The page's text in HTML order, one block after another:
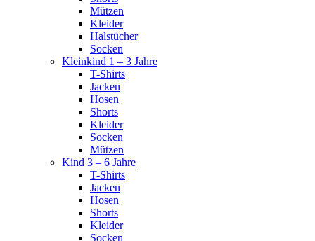
Mützen
Kleider
Halstücher
Socken
Kleinkind 1 – 3 Jahre
T-Shirts
Jacken
Hosen
Shorts
Kleider
Socken
Mützen
Kind 3 – 6 Jahre
T-Shirts
Jacken
Hosen
Shorts
Kleider
Socken